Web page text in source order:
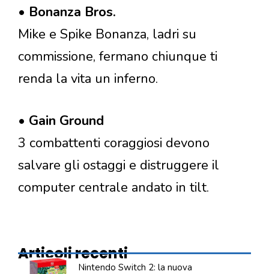
• Bonanza Bros.
Mike e Spike Bonanza, ladri su
commissione, fermano chiunque ti
renda la vita un inferno.
• Gain Ground
3 combattenti coraggiosi devono
salvare gli ostaggi e distruggere il
computer centrale andato in tilt.
Articoli recenti
Nintendo Switch 2: la nuova